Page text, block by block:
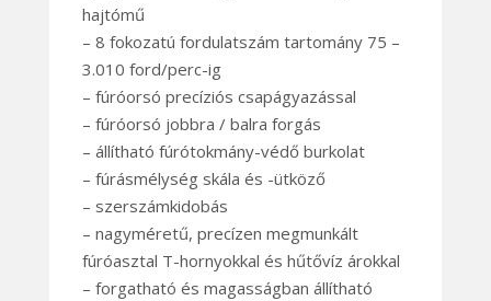
hajtómű
– 8 fokozatú fordulatszám tartomány 75 –
3.010 ford/perc-ig
– fúróorsó precíziós csapágyazással
– fúróorsó jobbra / balra forgás
– állítható fúrótokmány-védő burkolat
– fúrásmélység skála és -ütköző
– szerszámkidobás
– nagyméretű, precízen megmunkált
fúróasztal T-hornyokkal és hűtővíz árokkal
– forgatható és magasságban állítható